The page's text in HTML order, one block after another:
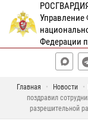
Управление
Федерации
Главная Новости
поздравил
разрешительной